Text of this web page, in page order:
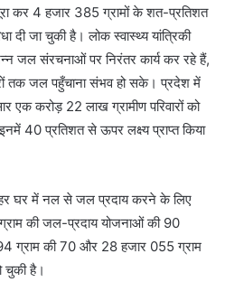
कर 4 हजार 385 ग्रामों के शत-प्रतिशत
जा चुकी है। लोक स्वास्थ्य यांत्रिकी
जल संरचनाओं पर निरंतर कार्य कर रहे हैं,
तक जल पहुँचाना संभव हो सके। प्रदेश में
करोड़ 22 लाख ग्रामीण परिवारों को
40 प्रतिशत से ऊपर लक्ष्य प्राप्त किया
घर में नल से जल प्रदाय करने के लिए
की जल-प्रदाय योजनाओं की 90
ग्राम की 70 और 28 हजार 055 ग्राम
चुकी है।